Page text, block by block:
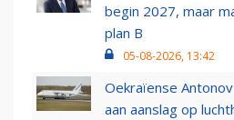
begin 2027, maar
plan B
05-08-2026, 13:42
Oekraïense
aan aanslag op